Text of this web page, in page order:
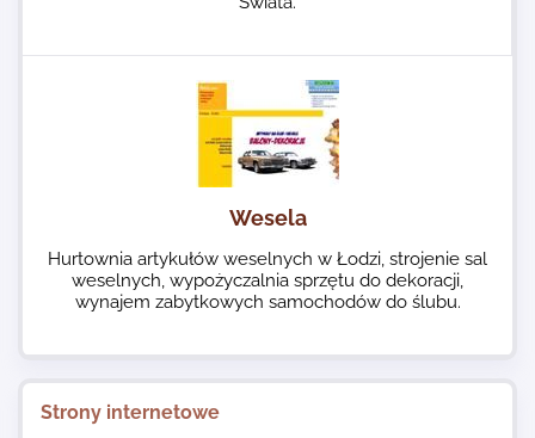
Strony internetowe
Wesela
Hurtownia artykułów weselnych w Łodzi, strojenie sal
weselnych, wypożyczalnia sprzętu do dekoracji,
wynajem zabytkowych samochodów do ślubu.